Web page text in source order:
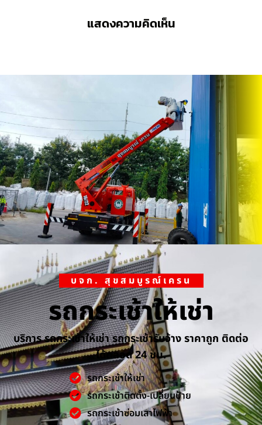
แสดงความคิดเห็น
บจก. สุขสมบูรณ์เครน
รถกระเช้าให้เช่า
บริการ รถกระเช้าให้เช่า รถกระเช้ารับจ้าง ราคาถูก ติดต่อ
ได้ตลอด 24 ชม.
รถกระเช้าให้เช่า
รถกระเช้าติดตั้ง-เปลี่ยนป้าย
รถกระเช้าซ่อมเสาไฟฟ้า